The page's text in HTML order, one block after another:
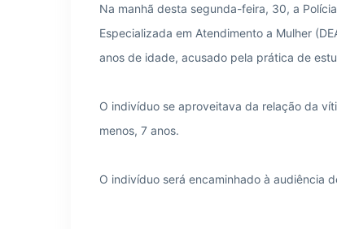
Na manhã desta segunda-feira, 30, a
Especializada em Atendimento a Mulher
anos de idade, acusado pela prática de
O indivíduo se aproveitava da relação da
menos, 7 anos.
O indivíduo será encaminhado à audiência